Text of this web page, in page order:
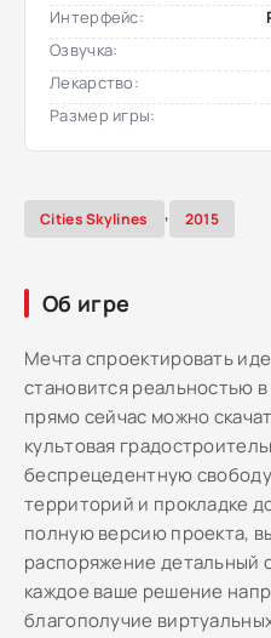
Интерфейс:
Озвучка:
Лекарство:
Размер игры:
Cities Skylines , 2015
Об игре
Мечта спроектировать
становится реальностью
прямо сейчас можно
культовая
беспрецедентную
территорий и прокладке
полную версию проекта,
распоряжение детальный
каждое ваше решение
благополучие